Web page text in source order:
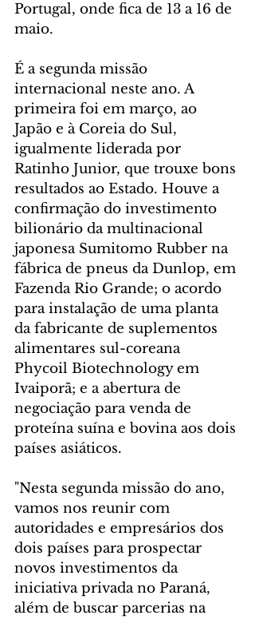
Portugal, onde fica de 13 a 16 de
maio.
É a segunda missão
internacional neste ano. A
primeira foi em março, ao
Japão e à Coreia do Sul,
igualmente liderada por
Ratinho Junior, que trouxe bons
resultados ao Estado. Houve a
confirmação do investimento
bilionário da multinacional
japonesa Sumitomo Rubber na
fábrica de pneus da Dunlop, em
Fazenda Rio Grande; o acordo
para instalação de uma planta
da fabricante de suplementos
alimentares sul-coreana
Phycoil Biotechnology em
Ivaiporã; e a abertura de
negociação para venda de
proteína suína e bovina aos dois
países asiáticos.
"Nesta segunda missão do ano,
vamos nos reunir com
autoridades e empresários dos
dois países para prospectar
novos investimentos da
iniciativa privada no Paraná,
além de buscar parcerias na